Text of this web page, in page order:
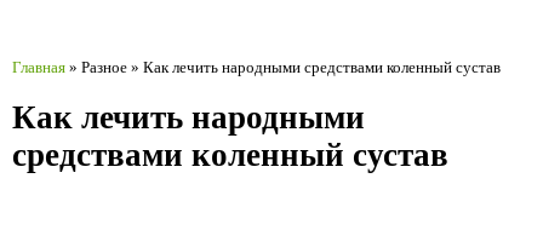
Главная » Разное » Как лечить народными средствами коленный сустав
Как лечить народными
средствами коленный сустав